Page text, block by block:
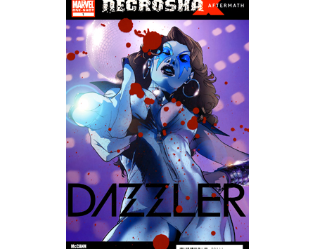
Kitana HGEC
Apella CBBE SSE BodySlide (with Physics)
Apella 2.0 CBBE SSE BodySlide (with Physics)
Kitana CBBE SSE BodySlide (with Physics)
Nekomimi
New Light Skyrim SE
SB Corset Armor CBBE SSE BodySlide (with Physics)
Wedding Wear CBBE SSE BodySlide (with Physics)
Работы Тестера 55